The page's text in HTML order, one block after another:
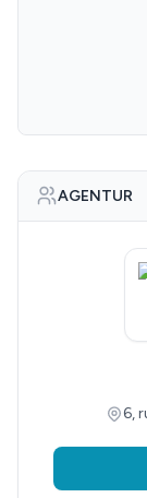
AGENTUR
6,